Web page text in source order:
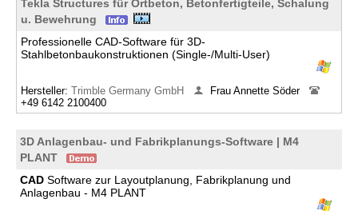
Tekla Structures für Ortbeton, Betonfertigteile, Schalung
u. Bewehrung
Professionelle CAD-Software für 3D-
Stahlbetonbaukonstruktionen (Single-/Multi-User)
Hersteller: Trimble Germany GmbH
Frau Annette Söder
+49 6142 2100400
3D Anlagenbau- und Fabrikplanungs-Software | M4
PLANT
CAD Software zur Layoutplanung, Fabrikplanung und
Anlagenbau - M4 PLANT